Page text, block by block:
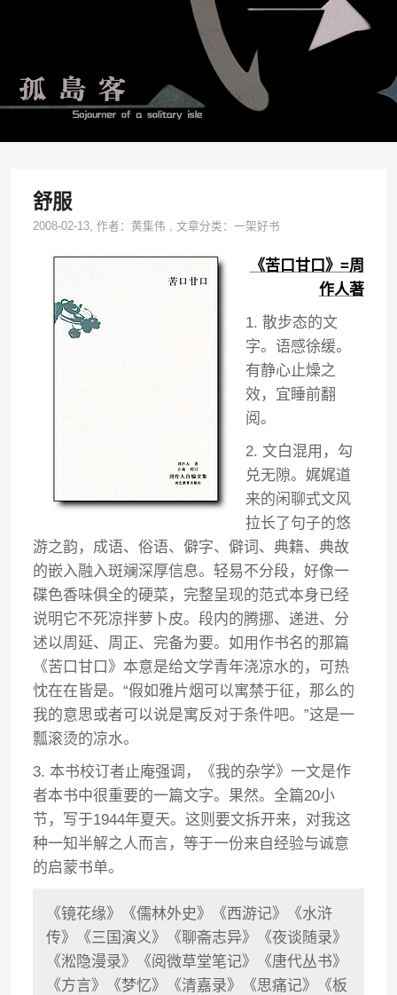
舒服
2008-02-13, 作者：黄集伟 ,文章分类：一架好书
《苦口甘口》=周
作人著
1. 散步态的文
字。语感徐缓。
有静心止燥之
效，宜睡前翻
阅。
2. 文白混用，勾
兑无隙。娓娓道
来的闲聊式文风
拉长了句子的悠
游之韵，成语、俗语、僻字、僻词、典籍、典故
的嵌入融入斑斓深厚信息。轻易不分段，好像一
碟色香味俱全的硬菜，完整呈现的范式本身已经
说明它不死凉拌萝卜皮。段内的腾挪、递进、分
述以周延、周正、完备为要。如用作书名的那篇
《苦口甘口》本意是给文学青年浇凉水的，可热
忱在在皆是。“假如雅片烟可以寓禁于征，那么的
我的意思或者可以说是寓反对于条件吧。”这是一
瓢滚烫的凉水。
3. 本书校订者止庵强调，《我的杂学》一文是作
者本书中很重要的一篇文字。果然。全篇20小
节，写于1944年夏天。这则要文拆开来，对我这
种一知半解之人而言，等于一份来自经验与诚意
的启蒙书单。
《镜花缘》《儒林外史》《西游记》《水浒
传》《三国演义》《聊斋志异》《夜谈随录》
《淞隐漫录》《阅微草堂笔记》《唐代丛书》
《方言》《梦忆》《清嘉录》《思痛记》《板